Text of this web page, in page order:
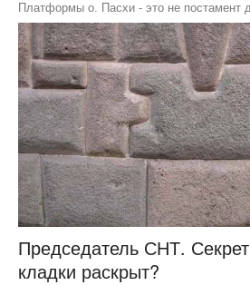
Платформы о. Пасхи - это не постамент
Председатель СНТ.
кладки раскрыт?